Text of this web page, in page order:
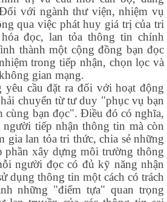
với ngành thư viện, nhiệm vụ
qua việc phát huy giá trị của tri
đọc, lan tỏa thông tin chính
thành một cộng đồng bạn đọc
trong tiếp nhận, chọn lọc và
gian mạng.
cầu đặt ra đối với hoạt động
chuyển từ tư duy "phục vụ bạn
cùng bạn đọc". Điều đó có nghĩa,
tiếp nhận thông tin mà còn
gia lan tỏa tri thức, chia sẻ những
phần xây dựng môi trường thông
người đọc có đủ kỹ năng nhận
dụng thông tin một cách có trách
những "điểm tựa" quan trọng